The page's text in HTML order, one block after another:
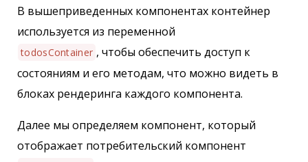
В вышеприведенных компонентах контейнер
используется из переменной
todosContainer , чтобы обеспечить доступ к
состояниям и его методам, что можно видеть в
блоках рендеринга каждого компонента.
Далее мы определяем компонент, который
отображает потребительский компонент